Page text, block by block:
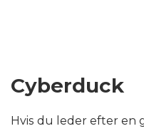
Cyberduck
Hvis du leder efter en